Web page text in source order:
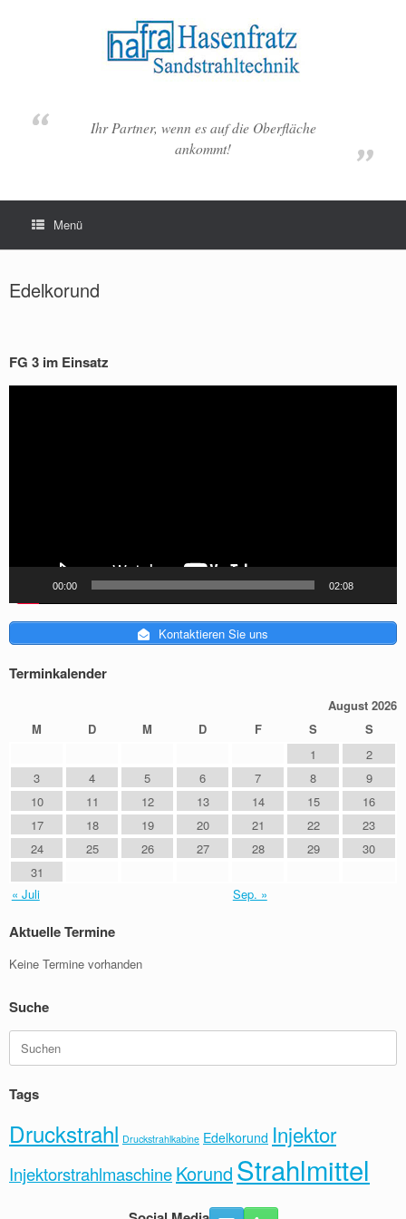
Ihr Partner, wenn es auf die Oberfläche
ankommt!
Menü
Edelkorund
FG 3 im Einsatz
00:00 02:08
Kontaktieren Sie uns
Terminkalender
August 2026
M
D M D F S
S
1
2
3
4 5 6 7 8
9
10
11 12 13 14 15
16
17
18 19 20 21 22
23
24
25 26 27 28 29
30
31
« Juli
Sep. »
Aktuelle Termine
Keine Termine vorhanden
Suche
nach:
Tags
Druckstrahl Druckstrahlkabine Edelkorund Injektor
InjektorstrahlmaschineKorund Strahlmittel